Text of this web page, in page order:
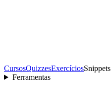
CursosQuizzesExercíciosSnippets
Ferramentas